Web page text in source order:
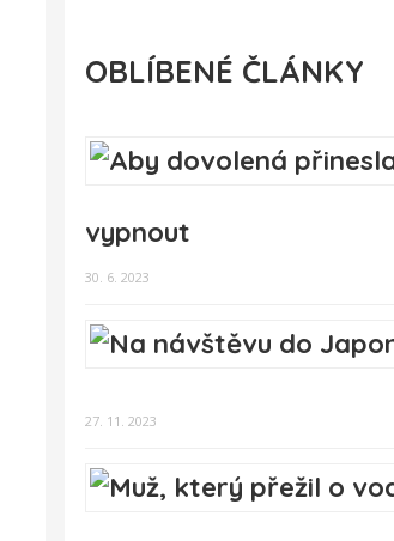
OBLÍBENÉ ČLÁNKY
vypnout
30. 6. 2023
27. 11. 2023